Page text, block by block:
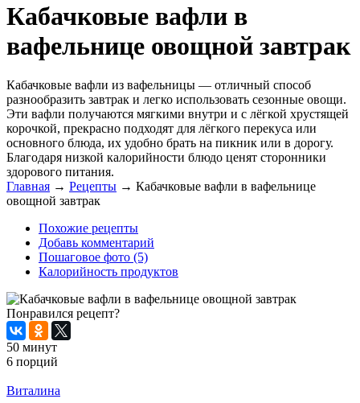
Кабачковые вафли в
вафельнице овощной завтрак
Кабачковые вафли из вафельницы — отличный способ
разнообразить завтрак и легко использовать сезонные овощи.
Эти вафли получаются мягкими внутри и с лёгкой хрустящей
корочкой, прекрасно подходят для лёгкого перекуса или
основного блюда, их удобно брать на пикник или в дорогу.
Благодаря низкой калорийности блюдо ценят сторонники
здорового питания.
Главная → Рецепты → Кабачковые вафли в вафельнице
овощной завтрак
Похожие рецепты
Добавь комментарий
Пошаговое фото (5)
Калорийность продуктов
Понравился рецепт?
50 минут
6 порций
Виталина